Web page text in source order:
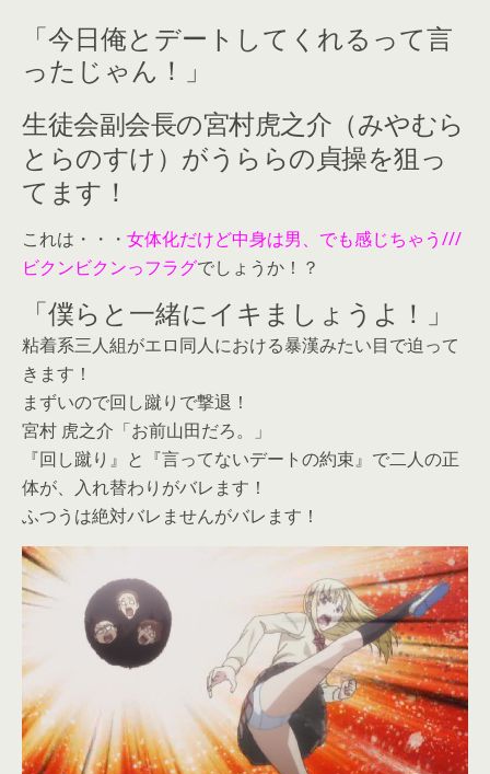
「今日俺とデートしてくれるって言
ったじゃん！」
生徒会副会長の宮村虎之介（みやむら
とらのすけ）がうららの貞操を狙っ
てます！
これは・・・ 女体化だけど中身は男、でも感じちゃう///
ビクンビクンっフラグでしょうか！？
「僕らと一緒にイキましょうよ！」
粘着系三人組がエロ同人における暴漢みたい目で迫って
きます！
まずいので回し蹴りで撃退！
宮村 虎之介「お前山田だろ。」
『回し蹴り』と『言ってないデートの約束』で二人の正
体が、入れ替わりがバレます！
ふつうは絶対バレませんがバレます！